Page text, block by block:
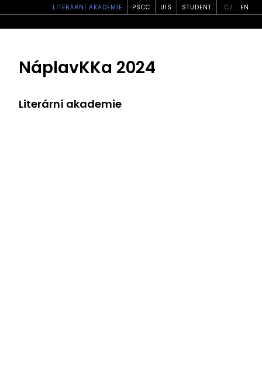
LITERÁRNÍ AKADEMIE PSCC UIS STUDENT CZ EN
NáplavKKa 2024
Literární akademie